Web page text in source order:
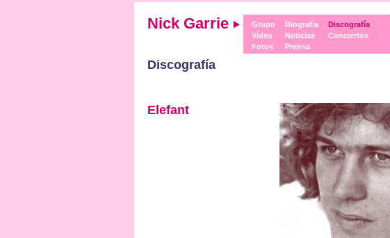
Nick Garrie
Grupo
Vídeo
Fotos
Biografía
Noticias
Prensa
Discografía
Conciertos
Discografía
Elefant